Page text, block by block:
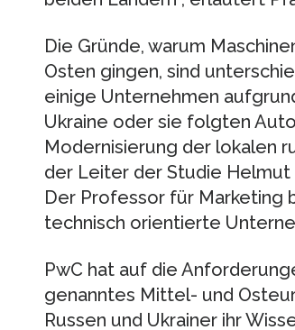
Die Gründe, warum
Osten gingen, sind
einige Unternehmen
Ukraine oder sie folgten
Modernisierung der lokalen
der Leiter der Studie Helmut
Der Professor für Marketing
technisch orientierte
PwC hat auf die
genanntes Mittel- und
Russen und Ukrainer ihr